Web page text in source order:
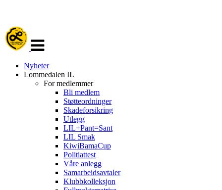
navigasjon
Nyheter
Lommedalen IL
For medlemmer
Bli medlem
Støtteordninger
Skadeforsikring
Utlegg
LIL+Pant=Sant
LIL Smak
KiwiBamaCup
Politiattest
Våre anlegg
Samarbeidsavtaler
Klubbkolleksjon